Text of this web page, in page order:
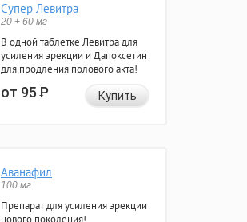
Супер Левитра
20 + 60 мг
В одной таблетке Левитра для
усиления эрекции и Дапоксетин
для продления полового акта!
от 95Р Купить
Аванафил
100 мг
Препарат для усиления эрекции